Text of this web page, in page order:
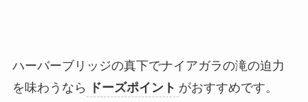
ハーバーブリッジの真下でナイアガラの滝の迫力
を味わうなら
ドーズポイント がおすすめです。